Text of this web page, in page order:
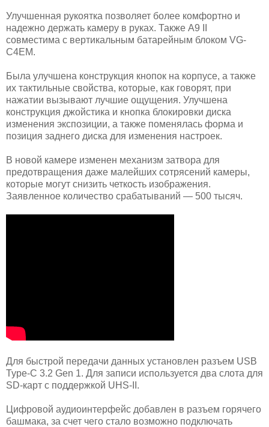
Улучшенная рукоятка позволяет более комфортно и
надежно держать камеру в руках. Также A9 II
совместима с вертикальным батарейным блоком VG-
C4EM.
Была улучшена конструкция кнопок на корпусе, а также
их тактильные свойства, которые, как говорят, при
нажатии вызывают лучшие ощущения. Улучшена
конструкция джойстика и кнопка блокировки диска
изменения экспозиции, а также поменялась форма и
позиция заднего диска для изменения настроек.
В новой камере изменен механизм затвора для
предотвращения даже малейших сотрясений камеры,
которые могут снизить четкость изображения.
Заявленное количество срабатываний — 500 тысяч.
Для быстрой передачи данных установлен разъем USB
Type-C 3.2 Gen 1. Для записи используется два слота для
SD-карт с поддержкой UHS-II.
Цифровой аудиоинтерфейс добавлен в разъем горячего
башмака, за счет чего стало возможно подключать